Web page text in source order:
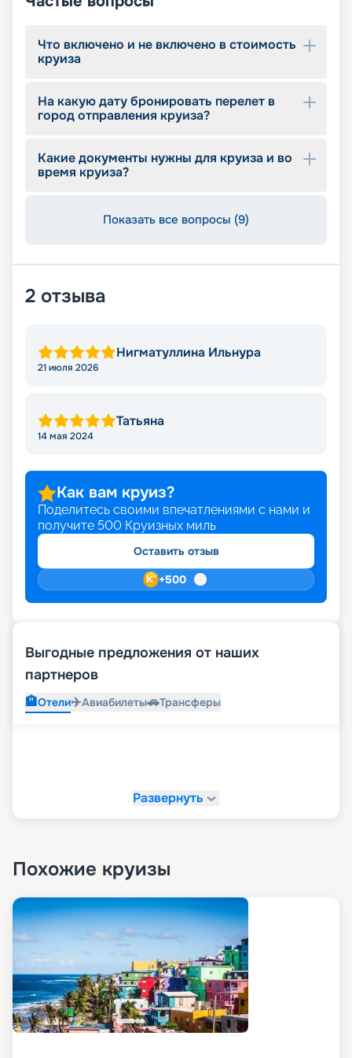
Что включено и не включено в стоимость
круиза
На какую дату бронировать перелет в
город отправления круиза?
Какие документы нужны для круиза и во
время круиза?
Показать все вопросы (9)
2 отзыва
Нигматуллина Ильнура
21 июля 2026
Татьяна
14 мая 2024
Как вам круиз?
Поделитесь своими впечатлениями с нами и
получите 500 Круизных миль
Оставить отзыв
+500
Выгодные предложения от наших
партнеров
🏨Отели✈️Авиабилеты🚗Трансферы
Развернуть
Похожие круизы